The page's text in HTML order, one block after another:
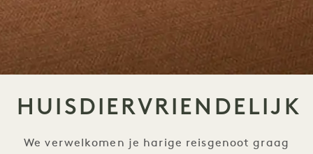
HUISDIERVRIENDELIJK
We verwelkomen je harige reisgenoot graag